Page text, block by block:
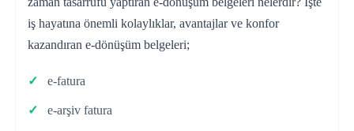
iş hayatına önemli kolaylıklar, avantajlar ve konfor
kazandıran e-dönüşüm belgeleri;
e-fatura
e-arşiv fatura